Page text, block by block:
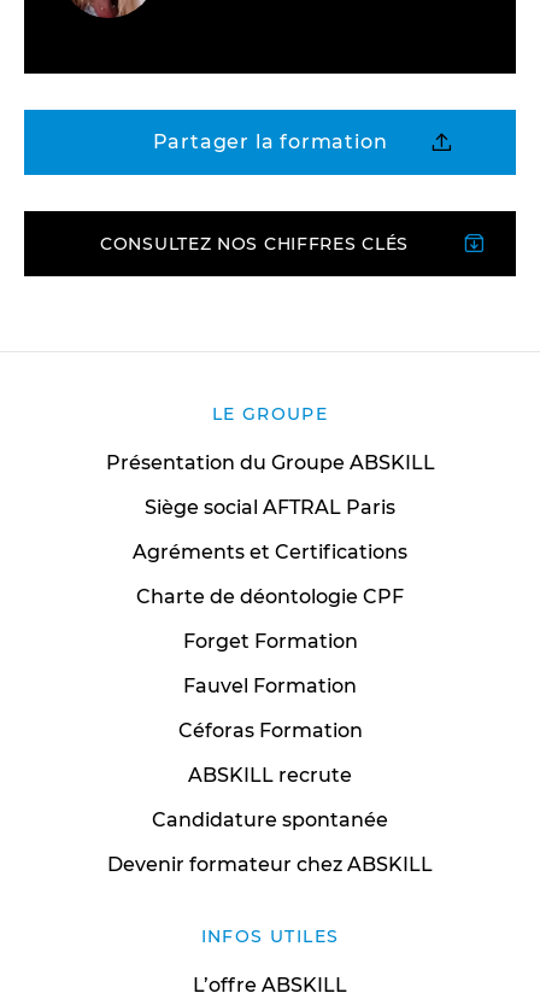
Partager la formation
CONSULTEZ NOS CHIFFRES CLÉS
LE GROUPE
Présentation du Groupe ABSKILL
Siège social AFTRAL Paris
Agréments et Certifications
Charte de déontologie CPF
Forget Formation
Fauvel Formation
Céforas Formation
ABSKILL recrute
Candidature spontanée
Devenir formateur chez ABSKILL
INFOS UTILES
L’offre ABSKILL